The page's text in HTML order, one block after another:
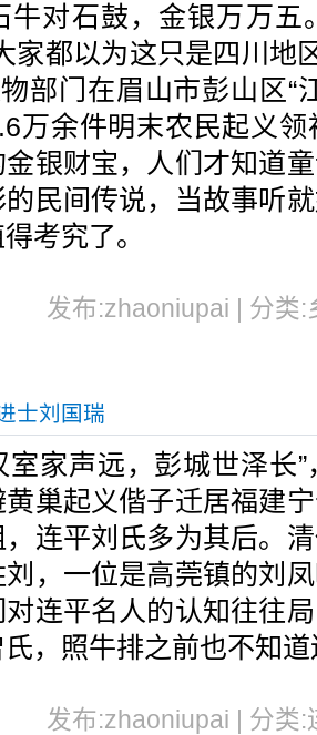
对石鼓，金银万万五
家都以为这只是四川地
部门在眉山市彭山区“
万余件明末农民起义
银财宝，人们才知道
民间传说，当故事听
考究了。
发布:zhaoniupai | 分类
士刘国瑞
家声远，彭城世泽长”
巢起义偕子迁居福建
连平刘氏多为其后。
，一位是高莞镇的刘
连平名人的认知往往
，照牛排之前也不知
发布:zhaoniupai | 分类